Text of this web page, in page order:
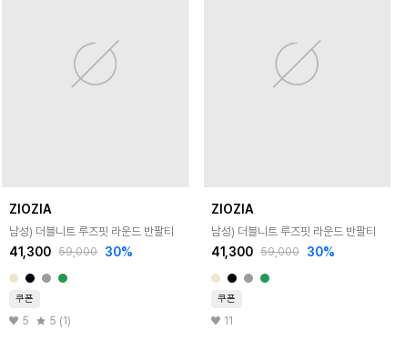
ZIOZIA
남성) 더블니트 루즈핏 라운드 반팔티
41,300 59,000 30%
쿠폰
5 5 (1)
ZIOZIA
남성) 더블니트 루즈핏 라운드 반팔티
41,300 59,000 30%
쿠폰
11